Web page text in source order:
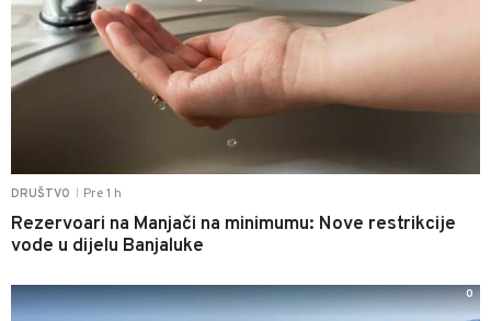
DRUŠTVO Pre 1 h
Rezervoari na Manjači na minimumu: Nove restrikcije
vode u dijelu Banjaluke
0